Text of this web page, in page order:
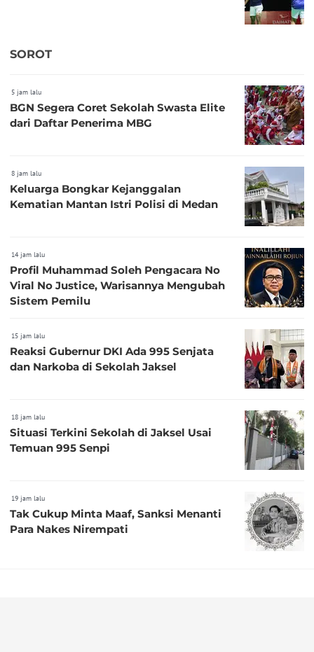
SOROT
5 jam lalu
BGN Segera Coret Sekolah Swasta Elite
dari Daftar Penerima MBG
8 jam lalu
Keluarga Bongkar Kejanggalan
Kematian Mantan Istri Polisi di Medan
14 jam lalu
Profil Muhammad Soleh Pengacara No
Viral No Justice, Warisannya Mengubah
Sistem Pemilu
15 jam lalu
Reaksi Gubernur DKI Ada 995 Senjata
dan Narkoba di Sekolah Jaksel
18 jam lalu
Situasi Terkini Sekolah di Jaksel Usai
Temuan 995 Senpi
19 jam lalu
Tak Cukup Minta Maaf, Sanksi Menanti
Para Nakes Nirempati